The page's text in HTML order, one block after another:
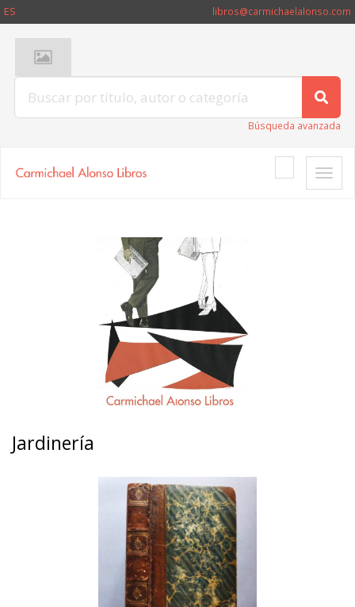
ES libros@carmichaelalonso.com
Búsqueda avanzada
Toggle
Jardinería